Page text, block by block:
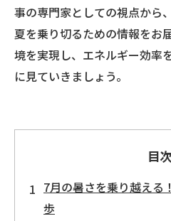
事の専門家としての視点から
夏を乗り切るための情報をお
境を実現し、エネルギー効率
に見ていきましょう。
目次
7月の暑さを乗り越える
歩